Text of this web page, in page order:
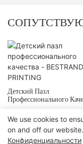
Детский Пазл
Профессионального
© 2024 |
We use cookies to
on and off our
Конфиденциальности